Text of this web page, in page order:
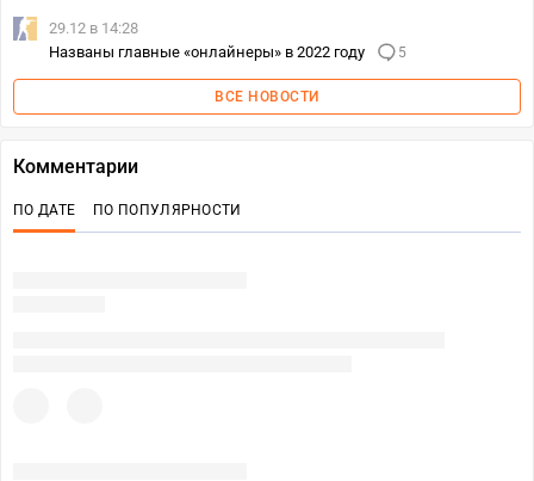
29.12 в 14:28
Названы главные «онлайнеры» в 2022 году
5
ВСЕ НОВОСТИ
Комментарии
ПО ДАТЕ ПО ПОПУЛЯРНОСТИ